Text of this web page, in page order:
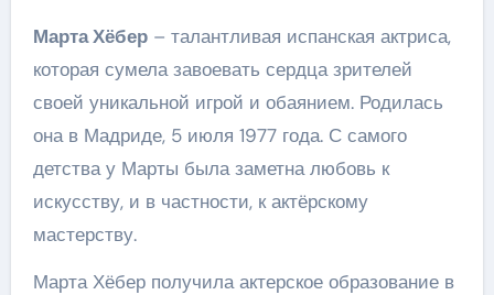
Марта Хёбер– талантливая испанская актриса,
которая сумела завоевать сердца зрителей
своей уникальной игрой и обаянием. Родилась
она в Мадриде, 5 июля 1977 года. С самого
детства у Марты была заметна любовь к
искусству, и в частности, к актёрскому
мастерству.
Марта Хёбер получила актерское образование в